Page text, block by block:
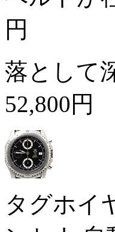
円
落として
52,800円
タグホイ